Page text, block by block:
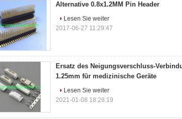
Alternative 0.8x1.2MM Pin Header
Lesen Sie weiter
2017-06-27 11:29:47
Ersatz des Neigungsverschluss-
1.25mm für medizinische Geräte
Lesen Sie weiter
2021-01-08 18:28:19